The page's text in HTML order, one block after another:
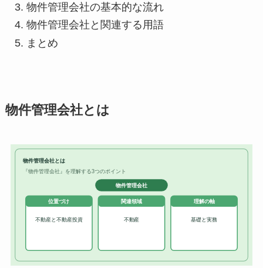
物件管理会社の基本的な流れ
物件管理会社と関連する用語
まとめ
物件管理会社とは
物件管理会社とは
『物件管理会社』を理解する3つのポイント
物件管理会社
位置づけ
不動産と不動産投資
関連領域
不動産
理解の軸
基礎と実務